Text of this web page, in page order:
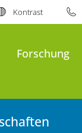
Kontrast
Forschung